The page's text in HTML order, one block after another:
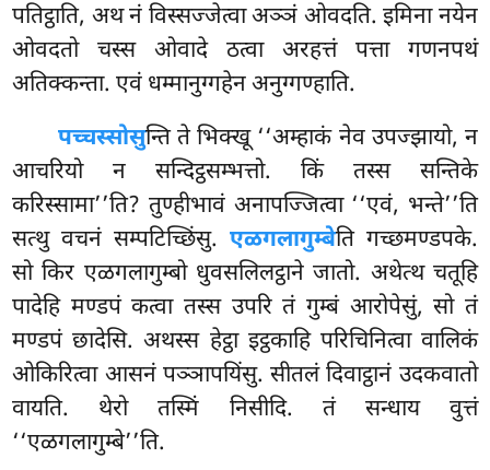
पतिट्ठाति, अथ नं विस्सज्जेत्वा अञ्ञं ओवदति. इमिना नयेन
ओवदतो चस्स ओवादे ठत्वा अरहत्तं पत्ता गणनपथं
अतिक्कन्ता. एवं धम्मानुग्गहेन अनुग्गण्हाति.
पच्चस्सोसुन्ति ते भिक्खू ‘‘अम्हाकं नेव उपज्झायो, न
आचरियो न सन्दिट्ठसम्भत्तो. किं तस्स सन्तिके
करिस्सामा’’ति? तुण्हीभावं अनापज्जित्वा ‘‘एवं, भन्ते’’ति
सत्थु वचनं सम्पटिच्छिंसु. एळगलागुम्बेति गच्छमण्डपके.
सो किर एळगलागुम्बो धुवसलिलट्ठाने जातो. अथेत्थ चतूहि
पादेहि मण्डपं कत्वा तस्स उपरि तं गुम्बं आरोपेसुं, सो तं
मण्डपं छादेसि. अथस्स हेट्ठा इट्ठकाहि परिचिनित्वा वालिकं
ओकिरित्वा आसनं पञ्ञापयिंसु. सीतलं दिवाट्ठानं उदकवातो
वायति. थेरो तस्मिं निसीदि. तं सन्धाय वुत्तं
‘‘एळगलागुम्बे’’ति.